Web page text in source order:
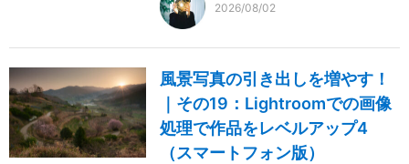
2026/08/02
風景写真の引き出しを増やす！
｜その19：Lightroomでの画像
処理で作品をレベルアップ4
（スマートフォン版）